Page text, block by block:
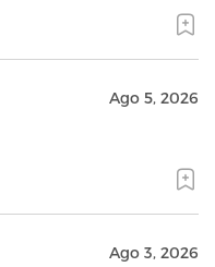
Ago 5, 2026
Ago 3, 2026